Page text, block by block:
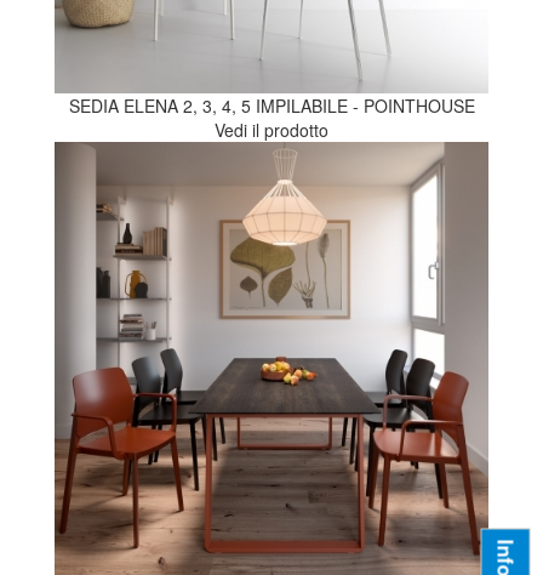
SEDIA ELENA 2, 3, 4, 5 IMPILABILE - POINTHOUSE
Vedi il prodotto